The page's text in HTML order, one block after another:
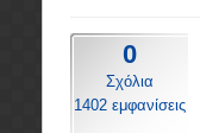
0
Σχόλια
1402 εμφανίσεις